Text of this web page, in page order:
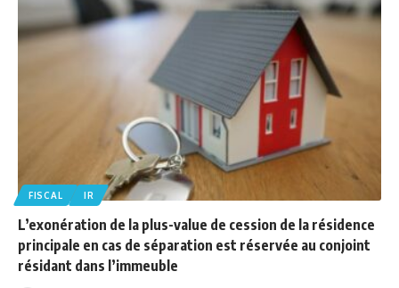
FISCAL IR
L’exonération de la plus-value de cession de la résidence
principale en cas de séparation est réservée au conjoint
résidant dans l’immeuble